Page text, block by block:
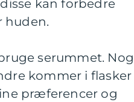
kan forbedre
huden.
serummet.
kommer i flasker
præferencer og